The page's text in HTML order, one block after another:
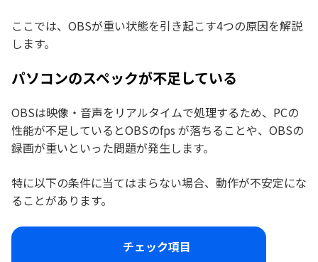
ここでは、OBSが重い状態を引き起こす4つの原因を解説
します。
パソコンのスペックが不足している
OBSは映像・音声をリアルタイムで処理するため、PCの
性能が不足しているとOBSのfps が落ちることや、OBSの
録画が重いといった問題が発生します。
特に以下の条件に当てはまらない場合、動作が不安定にな
ることがあります。
チェック項目